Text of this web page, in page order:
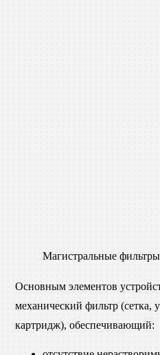
Магистральные
Основным элементов
механический фильтр
картридж), обеспечивающий: